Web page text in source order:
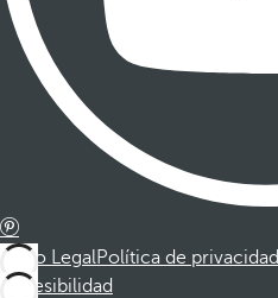
Aviso LegalPolítica de privacidad
Accesibilidad